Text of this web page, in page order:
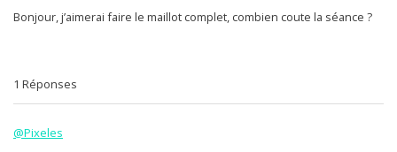
Bonjour, j’aimerai faire le maillot complet, combien coute la séance ?
1 Réponses
@Pixeles